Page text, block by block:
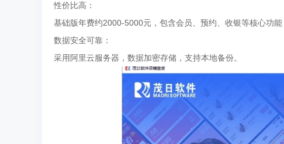
性价比高：
基础版年费约2000-5000元，包含会员、预约、收银等核心功能
数据安全可靠：
采用阿里云服务器，数据加密存储，支持本地备份。